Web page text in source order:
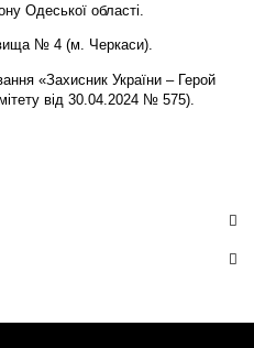
Одеської області.
№ 4 (м. Черкаси).
«Захисник України – Герой
від 30.04.2024 № 575).